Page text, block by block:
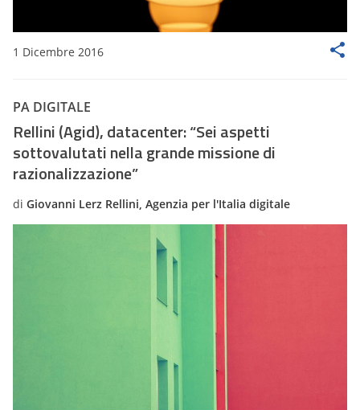
1 Dicembre 2016
PA DIGITALE
Rellini (Agid), datacenter: “Sei aspetti
sottovalutati nella grande missione di
razionalizzazione”
di Giovanni Lerz Rellini, Agenzia per l'Italia digitale